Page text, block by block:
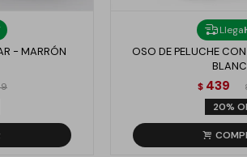
- MARRÓN
Llega
OSO DE PELUCHE
$ 439
20